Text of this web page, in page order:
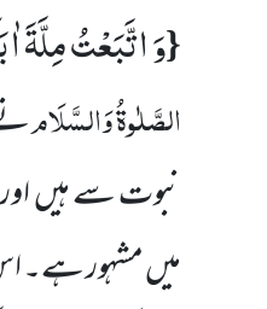
{وَ اتَّبَعْتُ مِلَّةَ
الصَّلٰوۃُ وَالسَّلَام
نبوت سے ہیں
میں مشہور